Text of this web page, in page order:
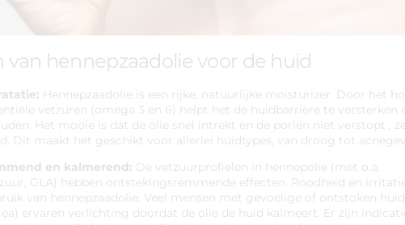
van hennepzaadolie voor de huid
Hennepzaadolie is een rijke, natuurlijke moisturizer. Door het
vetzuren (omega 3 en 6) helpt het de huidbarrière te versterken
Het mooie is dat de olie snel intrekt en de poriën niet verstopt ,
Dit maakt het geschikt voor allerlei huidtypes, van droog tot
en kalmerend: De vetzuurprofielen in hennepolie (met o.a.
GLA) hebben ontstekingsremmende effecten. Roodheid en
van hennepzaadolie. Veel mensen met gevoelige of ontstoken huid
ervaren verlichting doordat de olie de huid kalmeert. Er zijn